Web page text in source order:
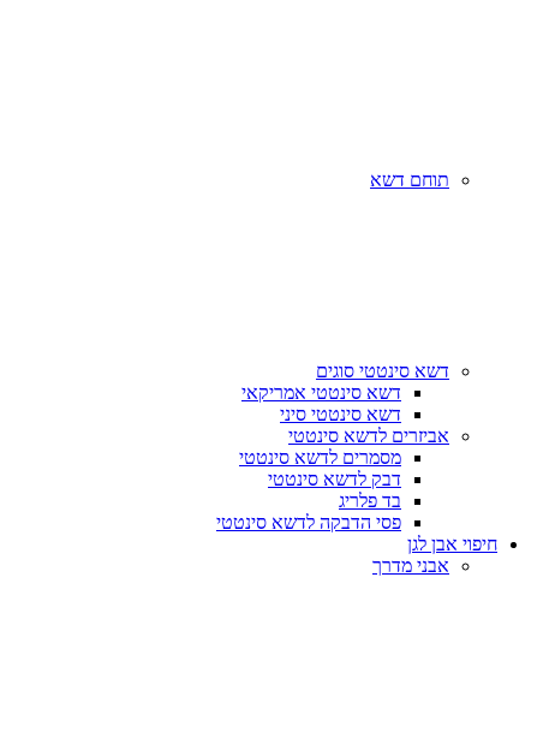
תוחם דשא
דשא סינטטי סוגים
דשא סינטטי אמריקאי
דשא סינטטי סיני
אביזרים לדשא סינטטי
מסמרים לדשא סינטטי
דבק לדשא סינטטי
בד פלריג
פסי הדבקה לדשא סינטטי
חיפוי אבן לגן
אבני מדרך